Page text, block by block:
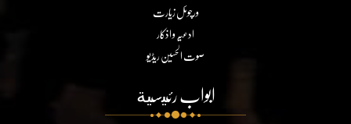
ورچوئل زیارت
ادعیہ و اذکار
صوت الحسین ریڈیو
ابواب رئيسية